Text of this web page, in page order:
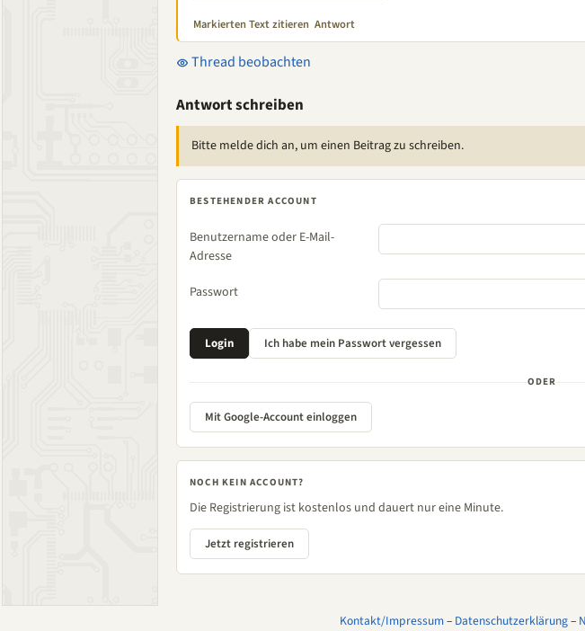
Markierten Text zitieren Antwort
Thread beobachten
Antwort schreiben
Bitte melde dich an, um einen Beitrag zu schreiben.
BESTEHENDER ACCOUNT
Benutzername oder E-Mail-
Adresse
Passwort
ODER
Mit Google-Account einloggen
NOCH KEIN ACCOUNT?
Die Registrierung ist kostenlos und dauert nur eine Minute.
Jetzt registrieren
Kontakt/Impressum– Datenschutzerklärung–